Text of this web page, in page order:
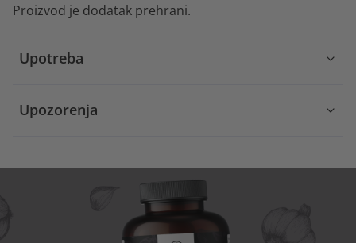
Proizvod je dodatak prehrani.
Upotreba
Upozorenja